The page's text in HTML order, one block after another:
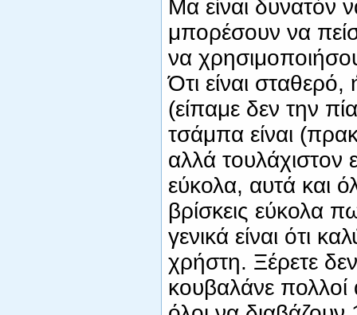
Μα είναι δυνατόν
μπορέσουν να
να
Ότι είναι σταθερό,
(είπαμε δεν την
τσάμπα είναι
αλλά τουλάχιστον
εύκολα, αυτά και
βρίσκεις εύκολα
γενικά είναι ότι
χρήστη. Ξέρετε
κουβαλάνε